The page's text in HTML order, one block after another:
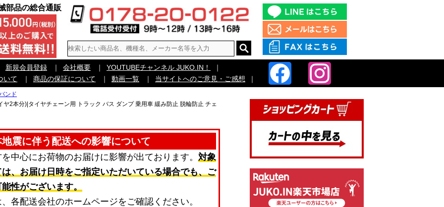
部品の総合通販
新規会員登録 ｜ 会社概要 ｜ YOUTUBEチャンネル JUKO.IN！
｜
いて
｜ 商品の保証について ｜ 動画一覧 ｜ 当サイトへのご意見・ご感想 ｜
ンド
2本分)|タイヤチェーン用 トラック バス ダンプ 乗用車 緩み防止 脱輪防止 チェ
震に伴う配送への影響について
中心にお荷物のお届けに影響が出ております。 対象
、お届け日時をご指定いただいている場合でも、ご
性がございます。
各配送会社のホームページをご確認ください。